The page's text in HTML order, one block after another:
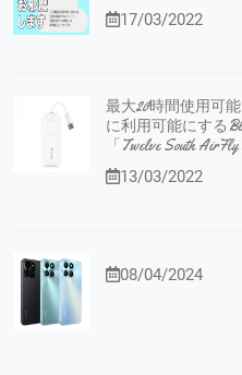
17/03/2022
最大20時間使用可
に利用可能にする
「Twelve South AirFly
13/03/2022
08/04/2024